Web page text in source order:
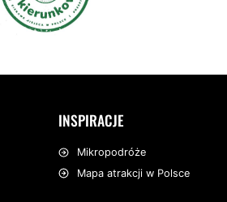
INSPIRACJE
Mikropodróże
Mapa atrakcji w Polsce